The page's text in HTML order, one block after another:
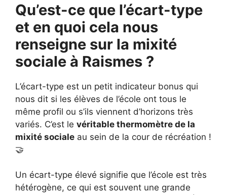
Qu’est-ce que l’écart-type
et en quoi cela nous
renseigne sur la mixité
sociale à Raismes ?
L’écart-type est un petit indicateur bonus qui
nous dit si les élèves de l’école ont tous le
même profil ou s’ils viennent d’horizons très
variés. C’est le véritable thermomètre de la
mixité sociale au sein de la cour de récréation !
🤝
Un écart-type élevé signifie que l’école est très
hétérogène, ce qui est souvent une grande